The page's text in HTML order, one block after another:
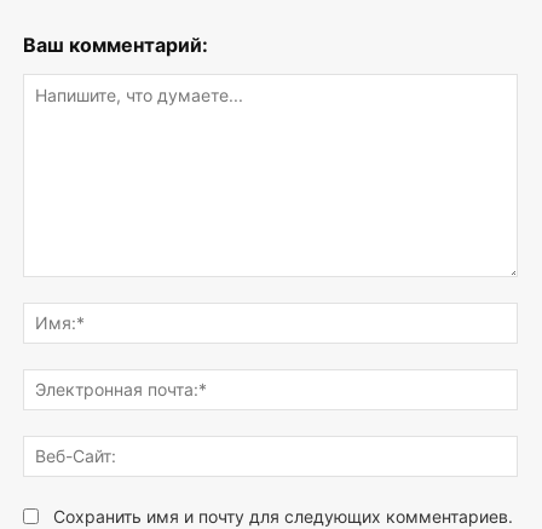
Ваш комментарий:
что
думаете...
Сохранить имя и почту для следующих комментариев.